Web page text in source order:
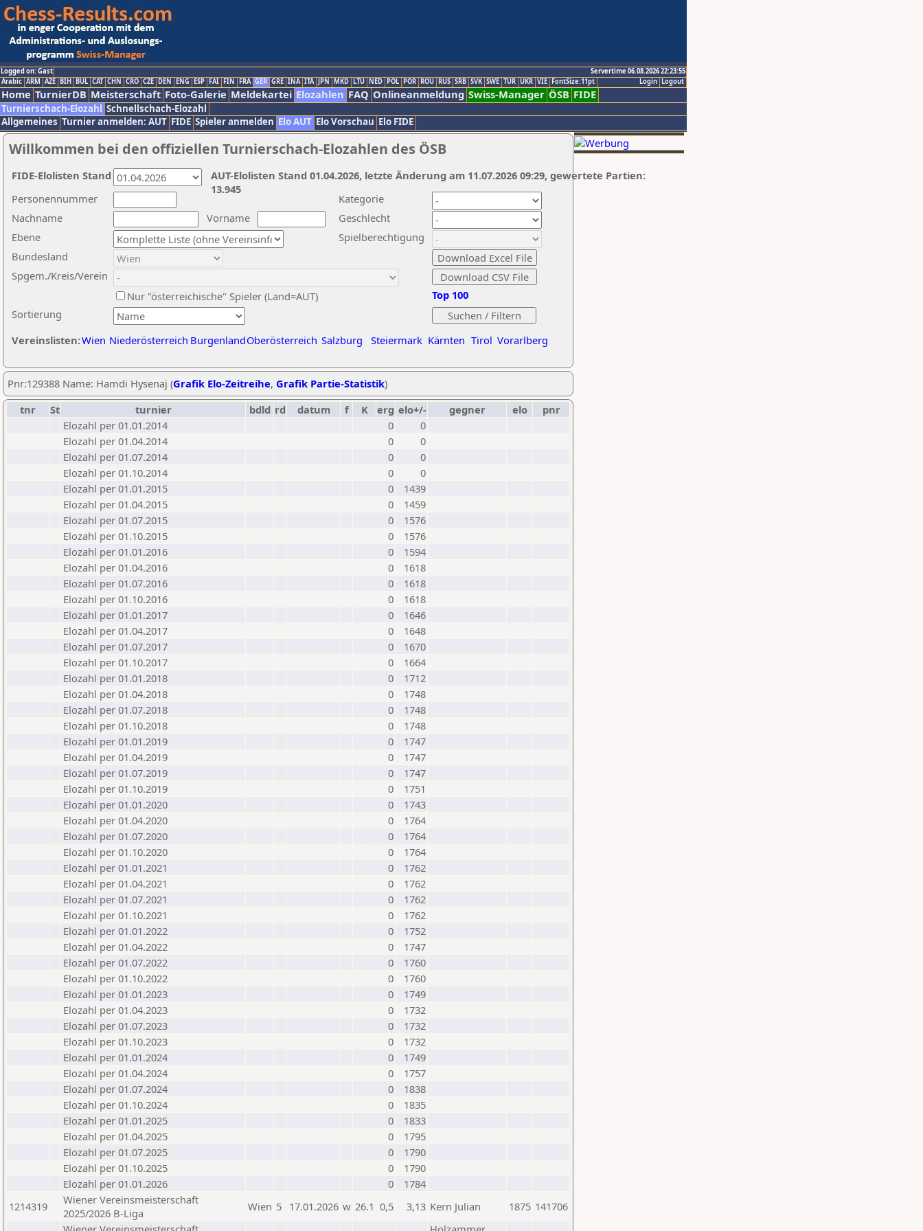
Logged on: Gast
Servertime 06.08.2026 22:23:55
Logout
Login
Arabic ARM AZE BIH BUL CAT CHN CRO CZE DEN ENG ESP FAI FIN FRA GER GRE INA ITA JPN MKD LTU NED POL POR ROU RUS SRB SVK SWE TUR UKR VIE FontSize:11pt
Home TurnierDB Meisterschaft Foto-Galerie Meldekartei Elozahlen FAQ Onlineanmeldung Swiss-Manager ÖSB FIDE
Turnierschach-Elozahl Schnellschach-Elozahl
Allgemeines Turnier anmelden: AUT FIDE Spieler anmelden Elo AUT Elo Vorschau Elo FIDE
Willkommen bei den offiziellen Turnierschach-Elozahlen des ÖSB
Nachname
Vorname
Ebene
Kategorie
Sortierung
Personennummer
Bundesland
Spgem./Kreis/Verein
Geschlecht
Nur "österreichische" Spieler (Land=AUT)
Spielberechtigung
Vereinslisten:Wien Niederösterreich BurgenlandOberösterreich Salzburg Steiermark Kärnten Tirol Vorarlberg
Top 100
AUT-Elolisten Stand 01.04.2026, letzte Änderung am 11.07.2026 09:29, gewertete Partien:
13.945
FIDE-Elolisten Stand
Pnr:129388 Name: Hamdi Hysenaj (Grafik Elo-Zeitreihe, Grafik Partie-Statistik)
tnr
St turnier bdld rd datum f K erg elo+/- gegner elo
pnr
Elozahl per 01.01.2014
0
0
Elozahl per 01.04.2014
0
0
Elozahl per 01.07.2014
0
0
Elozahl per 01.10.2014
0
0
Elozahl per 01.01.2015
0
1439
Elozahl per 01.04.2015
0
1459
Elozahl per 01.07.2015
0
1576
Elozahl per 01.10.2015
0
1576
Elozahl per 01.01.2016
0
1594
Elozahl per 01.04.2016
0
1618
Elozahl per 01.07.2016
0
1618
Elozahl per 01.10.2016
0
1618
Elozahl per 01.01.2017
0
1646
Elozahl per 01.04.2017
0
1648
Elozahl per 01.07.2017
0
1670
Elozahl per 01.10.2017
0
1664
Elozahl per 01.01.2018
0
1712
Elozahl per 01.04.2018
0
1748
Elozahl per 01.07.2018
0
1748
Elozahl per 01.10.2018
0
1748
Elozahl per 01.01.2019
0
1747
Elozahl per 01.04.2019
0
1747
Elozahl per 01.07.2019
0
1747
Elozahl per 01.10.2019
0
1751
Elozahl per 01.01.2020
0
1743
Elozahl per 01.04.2020
0
1764
Elozahl per 01.07.2020
0
1764
Elozahl per 01.10.2020
0
1764
Elozahl per 01.01.2021
0
1762
Elozahl per 01.04.2021
0
1762
Elozahl per 01.07.2021
0
1762
Elozahl per 01.10.2021
0
1762
Elozahl per 01.01.2022
0
1752
Elozahl per 01.04.2022
0
1747
Elozahl per 01.07.2022
0
1760
Elozahl per 01.10.2022
0
1760
Elozahl per 01.01.2023
0
1749
Elozahl per 01.04.2023
0
1732
Elozahl per 01.07.2023
0
1732
Elozahl per 01.10.2023
0
1732
Elozahl per 01.01.2024
0
1749
Elozahl per 01.04.2024
0
1757
Elozahl per 01.07.2024
0
1838
Elozahl per 01.10.2024
0
1835
Elozahl per 01.01.2025
0
1833
Elozahl per 01.04.2025
0
1795
Elozahl per 01.07.2025
0
1790
Elozahl per 01.10.2025
0
1790
Elozahl per 01.01.2026
0
1784
1214319
Wiener Vereinsmeisterschaft
2025/2026 B-Liga
Wien 5 17.01.2026 w 26.1 0,5 3,13 Kern Julian 1875 141706